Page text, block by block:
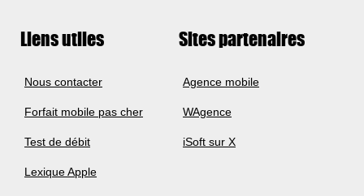
Liens utiles
Nous contacter
Forfait mobile pas cher
Test de débit
Lexique Apple
Sites partenaires
Agence mobile
WAgence
iSoft sur X